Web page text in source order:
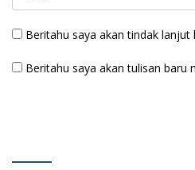
Beritahu saya akan tindak
Beritahu saya akan tulisan baru